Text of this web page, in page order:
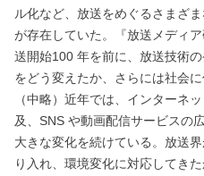
ル化など、放送をめぐるさまざ
が存在していた。『放送メディ
送開始100 年を前に、放送技術
をどう変えたか、さらには社会
（中略）近年では、インターネ
及、SNS や動画配信サービスの
大きな変化を続けている。放送
り入れ、環境変化に対応してき